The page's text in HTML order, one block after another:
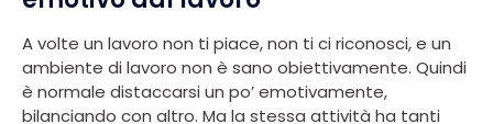
A volte un lavoro non ti piace, non ti ci riconosci, e un
ambiente di lavoro non è sano obiettivamente. Quindi
è normale distaccarsi un po’ emotivamente,
bilanciando con altro. Ma la stessa attività ha tanti